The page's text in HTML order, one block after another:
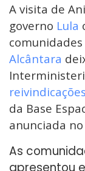
A visita de
governo Lula
comunidades
Alcântara
da Base
anunciada
As
apresentou